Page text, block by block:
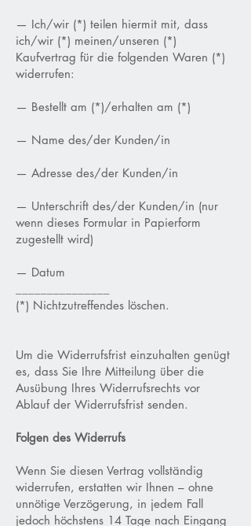
— Ich/wir (*) teilen hiermit mit, dass
ich/wir (*) meinen/unseren (*)
Kaufvertrag für die folgenden Waren (*)
widerrufen:
— Bestellt am (*)/erhalten am (*)
— Name des/der Kunden/in
— Adresse des/der Kunden/in
— Unterschrift des/der Kunden/in (nur
wenn dieses Formular in Papierform
zugestellt wird)
— Datum
(*) Nichtzutreffendes löschen.
Um die Widerrufsfrist einzuhalten genügt
es, dass Sie Ihre Mitteilung über die
Ausübung Ihres Widerrufsrechts vor
Ablauf der Widerrufsfrist senden.
Folgen des Widerrufs
Wenn Sie diesen Vertrag vollständig
widerrufen, erstatten wir Ihnen – ohne
unnötige Verzögerung, in jedem Fall
jedoch höchstens 14 Tage nach Eingang